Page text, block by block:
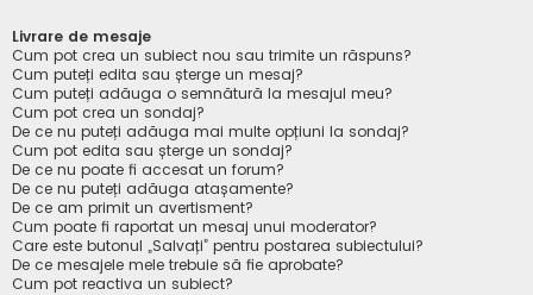
Livrare de mesaje
Cum pot crea un subiect nou sau trimite un răspuns?
Cum puteți edita sau șterge un mesaj?
Cum puteți adăuga o semnătură la mesajul meu?
Cum pot crea un sondaj?
De ce nu puteți adăuga mai multe opțiuni la sondaj?
Cum pot edita sau șterge un sondaj?
De ce nu poate fi accesat un forum?
De ce nu puteți adăuga atașamente?
De ce am primit un avertisment?
Cum poate fi raportat un mesaj unui moderator?
Care este butonul „Salvați” pentru postarea subiectului?
De ce mesajele mele trebuie să fie aprobate?
Cum pot reactiva un subiect?